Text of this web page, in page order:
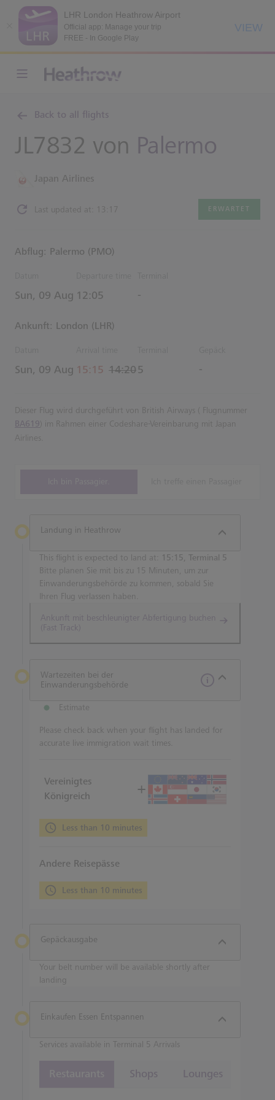
LHR London Heathrow Airport
Official app: Manage your trip
FREE - In Google Play
VIEW
Back to all flights
JL7832 von Palermo
Japan Airlines
Last updated at: 13:17 ERWARTET
Abflug: Palermo (PMO)
Sun, 09 Aug Estimated Uhrzeiten
12:05 -
Ankunft: London (LHR)
Sun, 09 Aug actual Uhrzeiten
15:15
Estimated Uhrzeiten
14:205 -
Dieser Flug wird durchgeführt von British Airways ( Flugnummer
BA619) im Rahmen einer Codeshare-Vereinbarung mit Japan
Airlines.
Landung in Heathrow
This flight is expected to land at:
15:15, Terminal 5
Bitte planen Sie mit bis zu 15 Minuten, um zur
Einwanderungsbehörde zu kommen, sobald Sie
Ihren Flug verlassen haben.
Ankunft mit beschleunigter Abfertigung buchen
(Fast Track)
Wartezeiten bei der
Einwanderungsbehörde
Estimate
Please check back when your flight has landed for
accurate live immigration wait times.
Vereinigtes
Königreich
Less than 10 minutes
Andere Reisepässe
Less than 10 minutes
Gepäckausgabe
Your belt number will be available shortly after
landing
Einkaufen Essen Entspannen
Services available in Terminal 5 Arrivals
Shops Lounges